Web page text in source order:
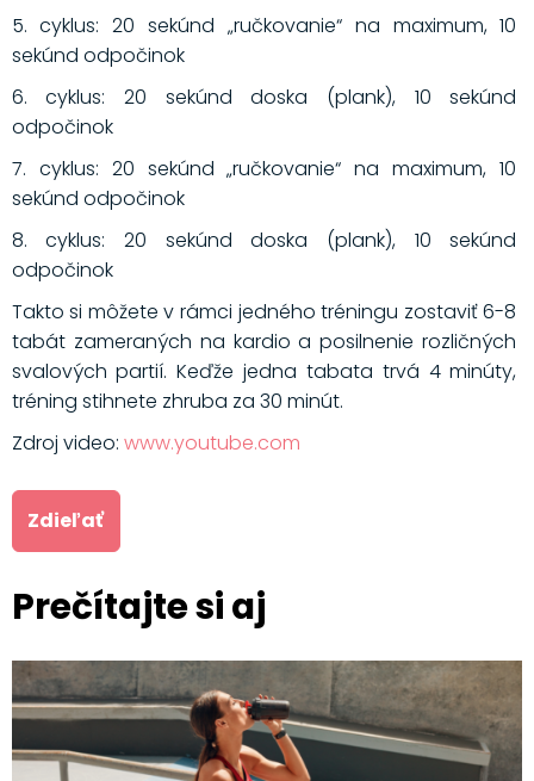
5. cyklus: 20 sekúnd „ručkovanie“ na maximum, 10
sekúnd odpočinok
6. cyklus: 20 sekúnd doska (plank), 10 sekúnd
odpočinok
7. cyklus: 20 sekúnd „ručkovanie“ na maximum, 10
sekúnd odpočinok
8. cyklus: 20 sekúnd doska (plank), 10 sekúnd
odpočinok
Takto si môžete v rámci jedného tréningu zostaviť 6-8
tabát zameraných na kardio a posilnenie rozličných
svalových partií. Keďže jedna tabata trvá 4 minúty,
tréning stihnete zhruba za 30 minút.
Zdroj video: www.youtube.com
Zdieľať
Prečítajte si aj